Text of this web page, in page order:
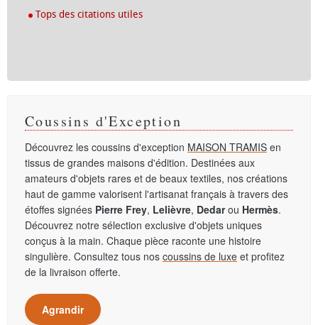
Tops des citations utiles
Coussins d'Exception
Découvrez les coussins d'exception MAISON TRAMIS en
tissus de grandes maisons d'édition. Destinées aux
amateurs d'objets rares et de beaux textiles, nos créations
haut de gamme valorisent l'artisanat français à travers des
étoffes signées Pierre Frey, Lelièvre, Dedarou Hermès.
Découvrez notre sélection exclusive d'objets uniques
conçus à la main. Chaque pièce raconte une histoire
singulière. Consultez tous nos coussins de luxe et profitez
de la livraison offerte.
Agrandir